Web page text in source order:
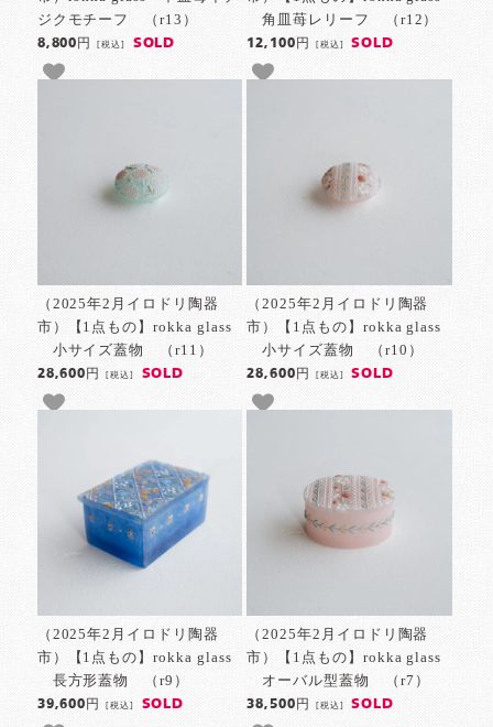
ジクモチーフ （r13）
8,800円[税込] SOLD
角皿苺レリーフ （r12）
12,100円 [税込] SOLD
（2025年2月イロドリ陶器
市）【1点もの】rokka glass
小サイズ蓋物 （r11）
28,600円[税込] SOLD
（2025年2月イロドリ陶器
市）【1点もの】rokka glass
小サイズ蓋物 （r10）
28,600円 [税込] SOLD
（2025年2月イロドリ陶器
市）【1点もの】rokka glass
長方形蓋物 （r9）
39,600円[税込] SOLD
（2025年2月イロドリ陶器
市）【1点もの】rokka glass
オーバル型蓋物 （r7）
38,500円 [税込] SOLD